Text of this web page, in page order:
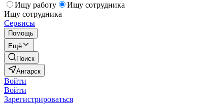
Ищу работу
Ищу сотрудника
Ищу сотрудника
Сервисы
Помощь
Ещё
Поиск
Ангарск
Войти
Войти
Зарегистрироваться